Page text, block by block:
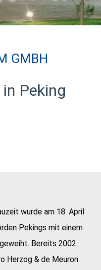
GMBH
Peking
wurde am 18. April
Pekings mit einem
Bereits 2002
Herzog & de Meuron